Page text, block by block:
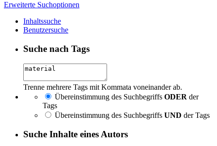
Erweiterte Suchoptionen
Inhaltssuche
Benutzersuche
Suche nach Tags
Trenne mehrere Tags mit Kommata voneinander ab.
Übereinstimmung des Suchbegriffs ODER der
Tags
Übereinstimmung des Suchbegriffs UND der Tags
Suche Inhalte eines Autors